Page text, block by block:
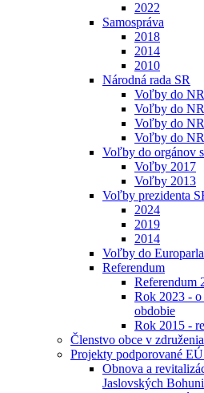
2022
Samospráva
2018
2014
2010
Národná rada SR
Voľby do
Voľby do
Voľby do
Voľby do
Voľby do orgánov
Voľby 2017
Voľby 2013
Voľby prezidenta
2024
2019
2014
Voľby do
Referendum
Referendum
Rok 2023 -
obdobie
Rok 2015 -
Členstvo obce v
Projekty podporované
Obnova a
Jaslovských